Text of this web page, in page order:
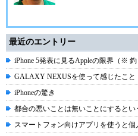
最近のエントリー
iPhone 5発表に見るAppleの限界（※ 釣
GALAXY NEXUSを使って感じたこと
iPhoneの驚き
都合の悪いことは無いことにするとい
スマートフォン向けアプリを使うと